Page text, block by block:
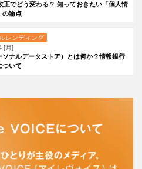
正でどう変わる？ 知っておきたい「個人情
の論点
レンディング
[月]
ソナルデータストア）とは何か？情報銀行
ついて